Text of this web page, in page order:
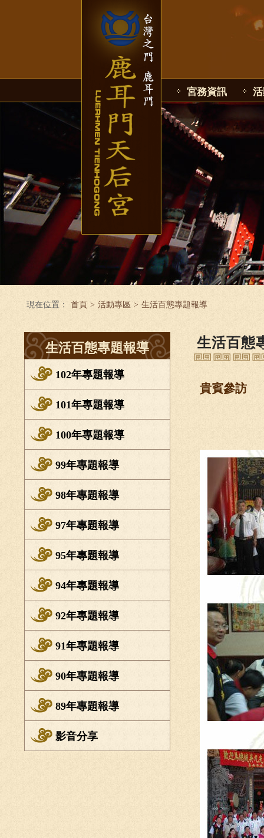
宮務資訊
現在位置： 首頁 > 活動專區 > 生活百態專題報導
生活百態專題報導
102年專題報導
101年專題報導
100年專題報導
99年專題報導
98年專題報導
97年專題報導
95年專題報導
94年專題報導
92年專題報導
91年專題報導
90年專題報導
89年專題報導
影音分享
生活百態
貴賓參訪